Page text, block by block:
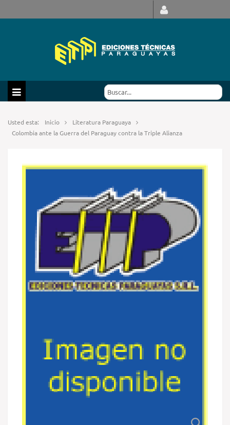
Usted esta: Inicio
Literatura Paraguaya
Colombia ante la Guerra del Paraguay contra la Triple Alianza